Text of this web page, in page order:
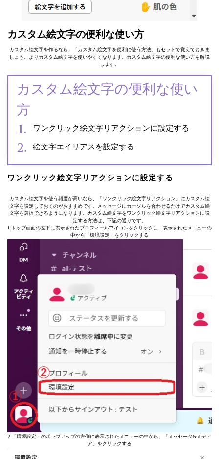
カスタム絵文字の便利な使い方
カスタム絵文字を作るなら、「カスタム絵文字を便利に使う方法」もセットで覚えておきま
しょう。よりカスタム絵文字を使いやすくなります。カスタム絵文字の便利な使い方を解説
します。
カスタム絵文字の便利な使い
方
ワンクリック絵文字リアクションに設定する
絵文字エイリアスを設定する
ワンクリック絵文字リアクションに設定する
カスタム絵文字を使う頻度が高いなら、「ワンクリック絵文字リアクション」にカスタム絵
文字を設定しておくのがおすすめです。メッセージにカーソルを合わせるだけでカスタム絵
文字を選択できるようになります。カスタム絵文字をワンクリック絵文字リアクションに設
定する方法は、下記の通りです。
1.トップ画面の左下に表示されたプロフィールアイコンをクリックし、表示されたメニューの
中から「環境設定」をクリックする
2.「環境設定」のポップアップの左側に表示されたメニューの中から、「メッセージ&メディ
ア」をクリックする